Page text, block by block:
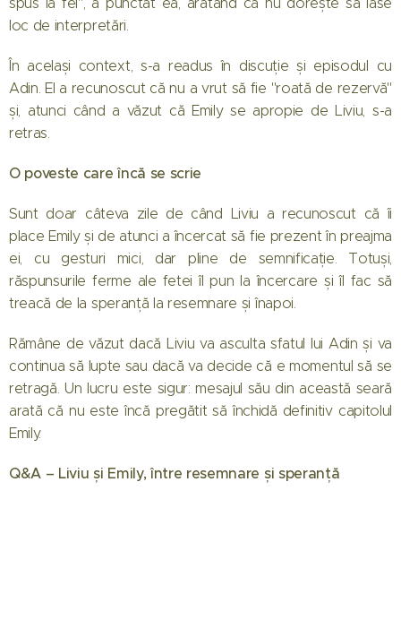
spus la fel", a punctat ea, arătând că nu dorește să lase
loc de interpretări.
În același context, s-a readus în discuție și episodul cu
Adin. El a recunoscut că nu a vrut să fie "roată de rezervă"
și, atunci când a văzut că Emily se apropie de Liviu, s-a
retras.
O poveste care încă se scrie
Sunt doar câteva zile de când Liviu a recunoscut că îi
place Emily și de atunci a încercat să fie prezent în preajma
ei, cu gesturi mici, dar pline de semnificație. Totuși,
răspunsurile ferme ale fetei îl pun la încercare și îl fac să
treacă de la speranță la resemnare și înapoi.
Rămâne de văzut dacă Liviu va asculta sfatul lui Adin și va
continua să lupte sau dacă va decide că e momentul să se
retragă. Un lucru este sigur: mesajul său din această seară
arată că nu este încă pregătit să închidă definitiv capitolul
Emily.
Q&A – Liviu și Emily, între resemnare și speranță